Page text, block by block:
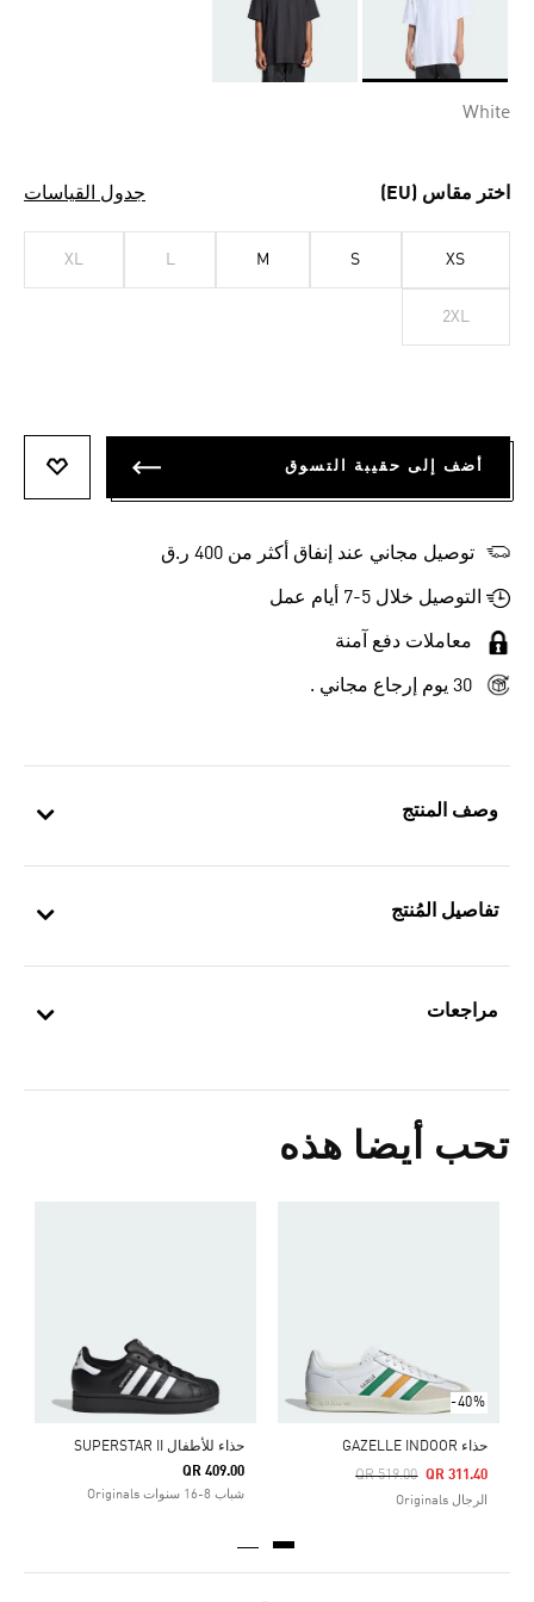
وصف المنتج
تفاصيل المُنتج
مراجعات
تحب أيضا هذه
-40%
حذاء GAZELLE INDOOR
Price Reduced From
QR 519.00
To QR 311.40
الرجال Originals
حذاء للأطفال SUPERSTAR II
QR 409.00
شباب 8-16 سنوات Originals
White
اختر مقاس (EU) جدول القياسات
XS
S
M
L
XL
2XL
أضف إلى حقيبة التسوق
توصيل مجاني عند إنفاق أكثر من 400 ر.ق
التوصيل خلال 5-7 أيام عمل
معاملات دفع آمنة